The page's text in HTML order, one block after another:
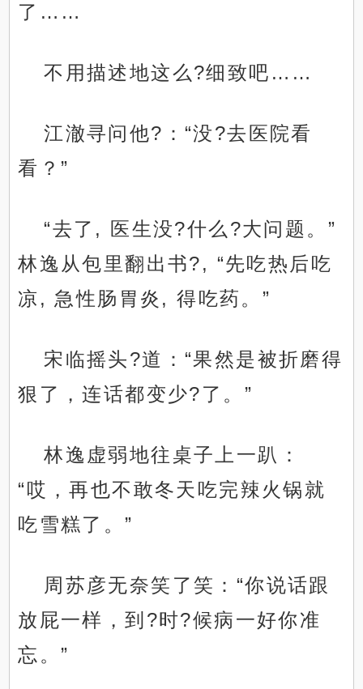
了……
不用描述地这么?细致吧……
江澈寻问他?：“没?去医院看
看？”
“去了, 医生没?什么?大问题。”
林逸从包里翻出书?, “先吃热后吃
凉, 急性肠胃炎, 得吃药。”
宋临摇头?道：“果然是被折磨得
狠了，连话都变少?了。”
林逸虚弱地往桌子上一趴：
“哎，再也不敢冬天吃完辣火锅就
吃雪糕了。”
周苏彦无奈笑了笑：“你说话跟
放屁一样，到?时?候病一好你准
忘。”